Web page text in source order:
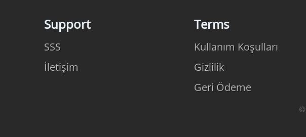
Support
SSS
İletişim
Terms
Kullanım Koşulları
Gizlilik
Geri Ödeme